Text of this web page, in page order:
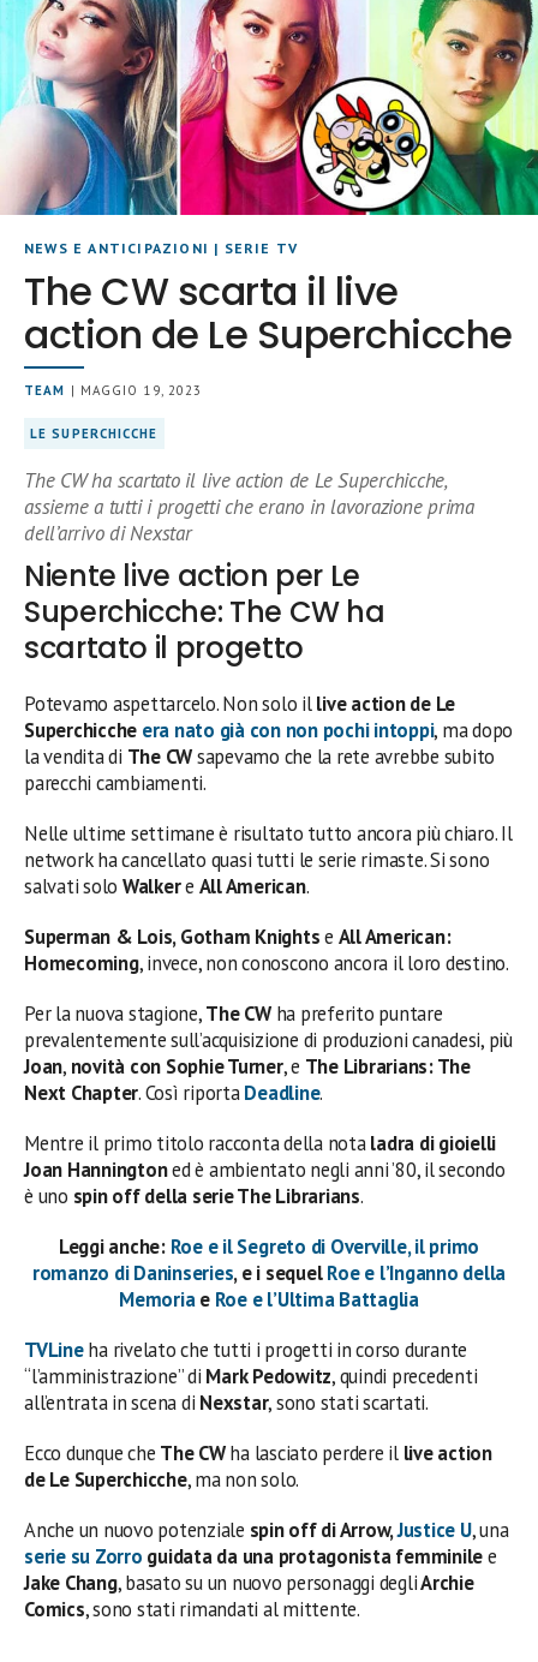
NEWS E ANTICIPAZIONI | SERIE TV
The CW scarta il live
action de Le Superchicche
TEAM | MAGGIO 19, 2023
LE SUPERCHICCHE
The CW ha scartato il live action de Le Superchicche,
assieme a tutti i progetti che erano in lavorazione prima
dell’arrivo di Nexstar
Niente live action per Le
Superchicche: The CW ha
scartato il progetto
Potevamo aspettarcelo. Non solo illive action de Le
Superchicche era nato già con non pochi intoppi, ma dopo
la vendita di The CWsapevamo che la rete avrebbe subito
parecchi cambiamenti.
Nelle ultime settimane è risultato tutto ancora più chiaro. Il
network ha cancellato quasi tutti le serie rimaste. Si sono
salvati solo Walkere All American.
Superman & Lois, Gotham Knightse All American:
Homecoming, invece, non conoscono ancora il loro destino.
Per la nuova stagione,The CWha preferito puntare
prevalentemente sull’acquisizione di produzioni canadesi, più
Joan, novità con Sophie Turner, e The Librarians: The
Next Chapter. Così riportaDeadline.
Mentre il primo titolo racconta della notaladra di gioielli
Joan Hanningtoned è ambientato negli anni ’80, il secondo
è uno spin off della serie The Librarians.
Leggi anche: Roe e il Segreto di Overville, il primo
romanzo di Daninseries, e i sequelRoe e l’Inganno della
Memoriae Roe e l’Ultima Battaglia
TVLineha rivelato che tutti i progetti in corso durante
“l’amministrazione” di Mark Pedowitz, quindi precedenti
all’entrata in scena di Nexstar, sono stati scartati.
Ecco dunque che The CWha lasciato perdere il live action
de Le Superchicche, ma non solo.
Anche un nuovo potenziale spin off di Arrow,Justice U, una
serie su Zorro guidata da una protagonista femminilee
Jake Chang, basato su un nuovo personaggi degliArchie
Comics, sono stati rimandati al mittente.